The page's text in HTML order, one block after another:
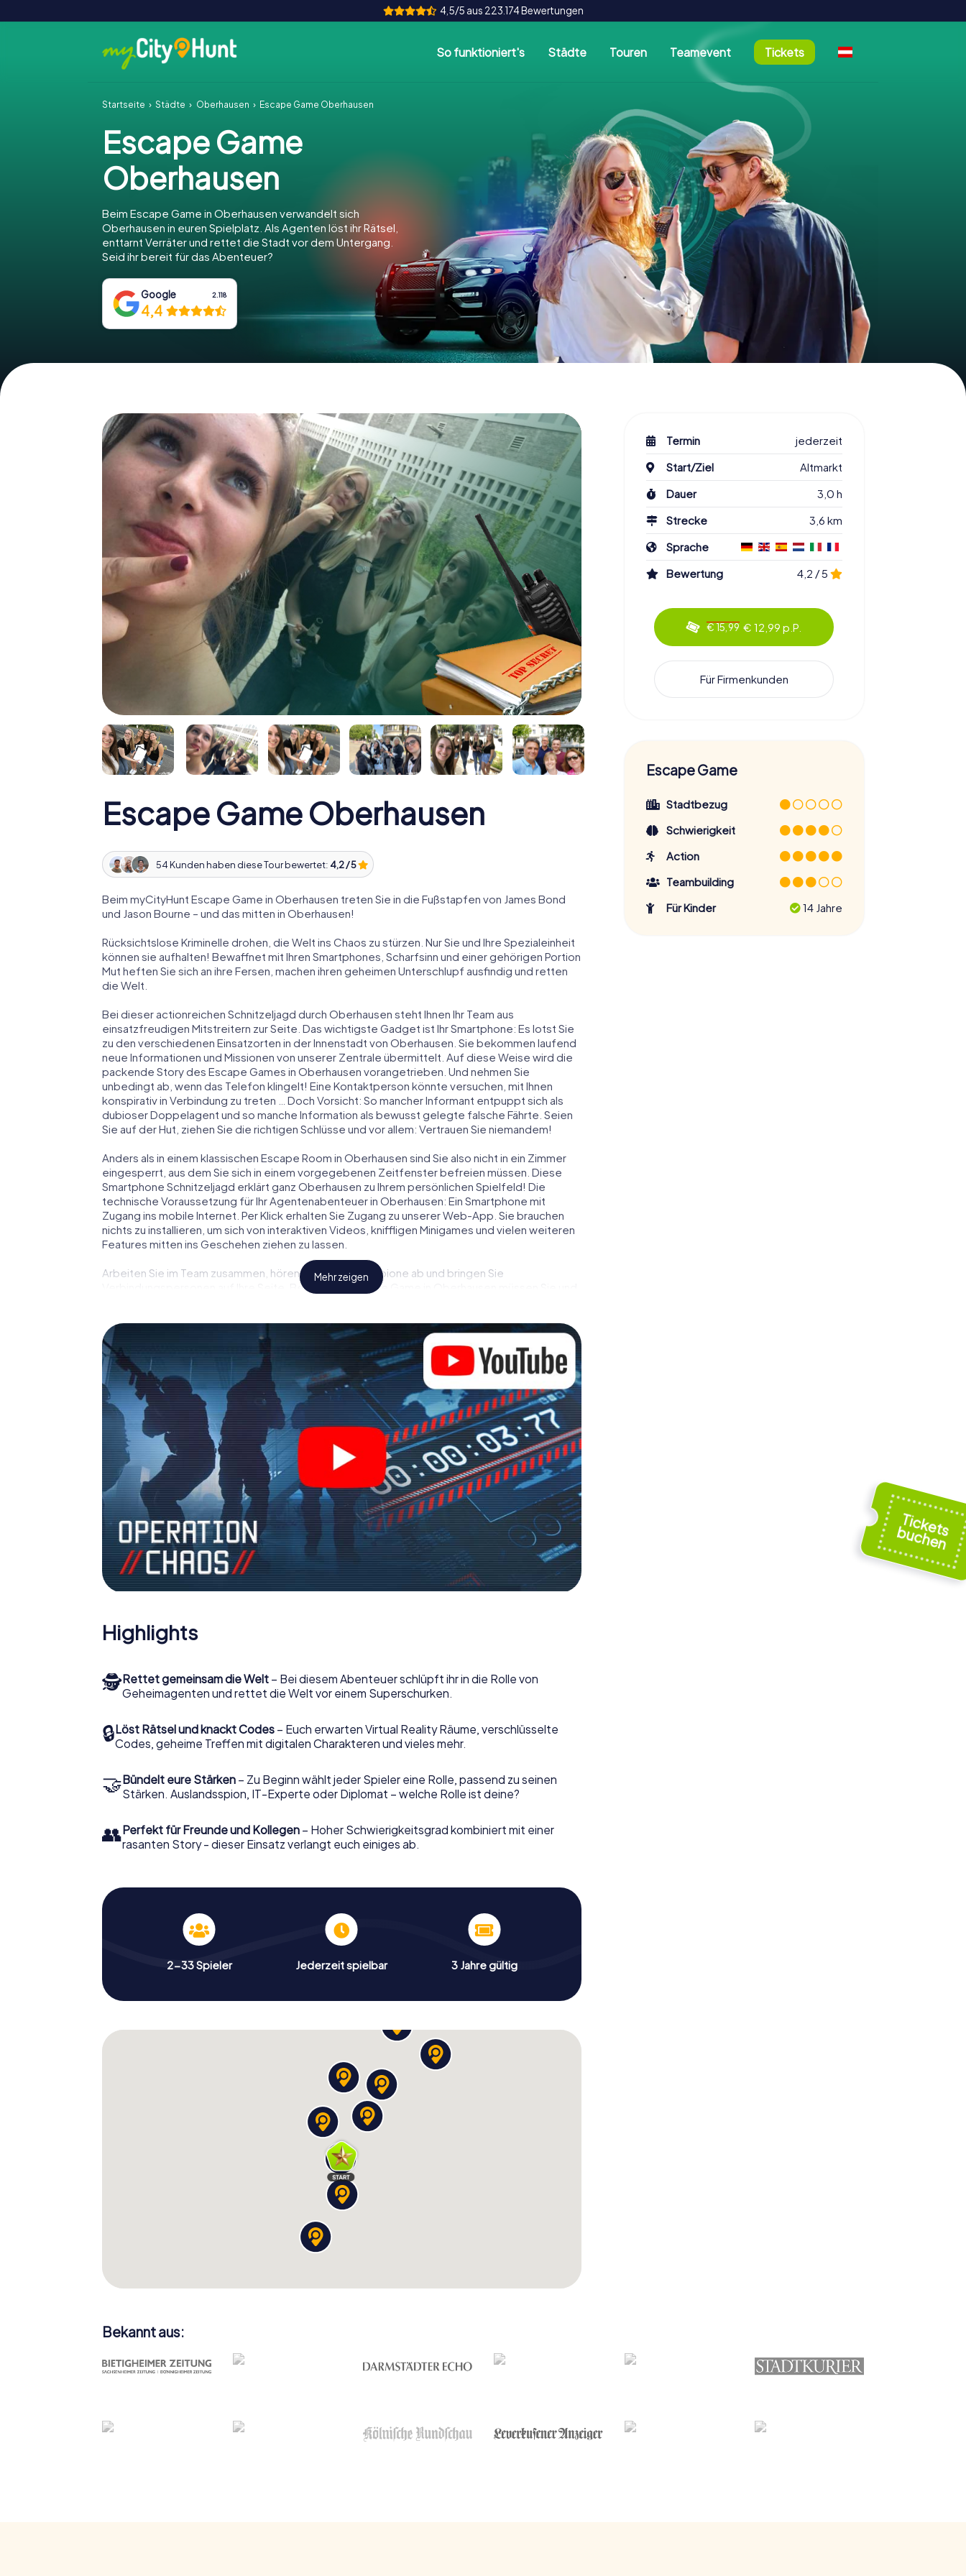
4,5/5 aus 223.174 Bewertungen
So funktioniert's Städte Touren Teamevent Tickets
Startseite Städte Oberhausen Escape Game Oberhausen
Escape Game
Oberhausen
Beim Escape Game in Oberhausen verwandelt sich
Oberhausen in euren Spielplatz. Als Agenten löst ihr Rätsel,
enttarnt Verräter und rettet die Stadt vor dem Untergang.
Seid ihr bereit für das Abenteuer?
Google 2.118
4,4
Escape Game Oberhausen
54 Kunden haben diese Tour bewertet: 4,2 / 5
Beim myCityHunt Escape Game in Oberhausen treten Sie in die Fußstapfen von James Bond
und Jason Bourne – und das mitten in Oberhausen!
Rücksichtslose Kriminelle drohen, die Welt ins Chaos zu stürzen. Nur Sie und Ihre Spezialeinheit
können sie aufhalten! Bewaffnet mit Ihren Smartphones, Scharfsinn und einer gehörigen Portion
Mut heften Sie sich an ihre Fersen, machen ihren geheimen Unterschlupf ausfindig und retten
die Welt.
Bei dieser actionreichen Schnitzeljagd durch Oberhausen steht Ihnen Ihr Team aus
einsatzfreudigen Mitstreitern zur Seite. Das wichtigste Gadget ist Ihr Smartphone: Es lotst Sie
zu den verschiedenen Einsatzorten in der Innenstadt von Oberhausen. Sie bekommen laufend
neue Informationen und Missionen von unserer Zentrale übermittelt. Auf diese Weise wird die
packende Story des Escape Games in Oberhausen vorangetrieben. Und nehmen Sie
unbedingt ab, wenn das Telefon klingelt! Eine Kontaktperson könnte versuchen, mit Ihnen
konspirativ in Verbindung zu treten … Doch Vorsicht: So mancher Informant entpuppt sich als
dubioser Doppelagent und so manche Information als bewusst gelegte falsche Fährte. Seien
Sie auf der Hut, ziehen Sie die richtigen Schlüsse und vor allem: Vertrauen Sie niemandem!
Anders als in einem klassischen Escape Room in Oberhausen sind Sie also nicht in ein Zimmer
eingesperrt, aus dem Sie sich in einem vorgegebenen Zeitfenster befreien müssen. Diese
Smartphone Schnitzeljagd erklärt ganz Oberhausen zu Ihrem persönlichen Spielfeld! Die
technische Voraussetzung für Ihr Agentenabenteuer in Oberhausen: Ein Smartphone mit
Zugang ins mobile Internet. Per Klick erhalten Sie Zugang zu unserer Web-App. Sie brauchen
nichts zu installieren, um sich von interaktiven Videos, kniffligen Minigames und vielen weiteren
Features mitten ins Geschehen ziehen zu lassen.
Arbeiten Sie im Team zusammen, hören Sie feindliche Spione ab und bringen Sie
Verbindungspersonen auf Ihre Seite. Bei diesem Escape Game in Oberhausen müssen Sie und
Team im Highscore von Oberhausen und erhalten Zugang zu Ihrer ganz persönlichen
Bildergalerie. Das myCityHunt Escape Game macht Oberhausen zu Ihrem ganz persönlichen
Erlebnisspielplatz. Holen Sie sich Ihre Tickets in die Welt der Spionage und Geheimagenten und
verwandeln Sie Oberhausen in einen Outdoor Escape Room!
Mehr zeigen
Highlights
🕵Rettet gemeinsam die Welt – Bei diesem Abenteuer schlüpft ihr in die Rolle von
Geheimagenten und rettet die Welt vor einem Superschurken.
🔒Löst Rätsel und knackt Codes – Euch erwarten Virtual Reality Räume, verschlüsselte
Codes, geheime Treffen mit digitalen Charakteren und vieles mehr.
🤝Bündelt eure Stärken – Zu Beginn wählt jeder Spieler eine Rolle, passend zu seinen
Stärken. Auslandsspion, IT-Experte oder Diplomat – welche Rolle ist deine?
👥Perfekt für Freunde und Kollegen – Hoher Schwierigkeitsgrad kombiniert mit einer
rasanten Story - dieser Einsatz verlangt euch einiges ab.
2-33 Spieler Jederzeit spielbar 3 Jahre gültig
Termin
jederzeit
Start/Ziel
Altmarkt
Dauer
3,0 h
Strecke
3,6 km
Sprache
Bewertung
4,2 / 5
€ 15,99 € 12,99 p.P.
Für Firmenkunden
Escape Game
Stadtbezug
Schwierigkeit
Action
Teambuilding
Für Kinder
14 Jahre
Bekannt aus: